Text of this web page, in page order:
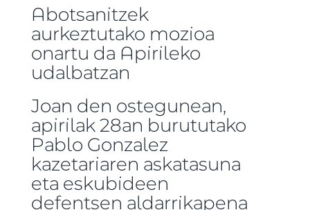
Abotsanitzek
aurkeztutako mozioa
onartu da Apirileko
udalbatzan
Joan den ostegunean,
apirilak 28an burututako
Pablo Gonzalez
kazetariaren askatasuna
eta eskubideen
defentsen aldarrikapena